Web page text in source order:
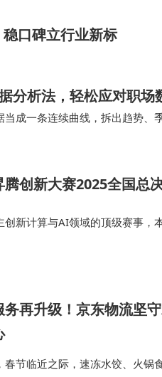
口碑立行业新标
分析法，轻松应对职场
成一条连续曲线，拆出趋势、
。 频率分析其实就是“数数”的
腾创新大赛2025全国总
创新计算与AI领域的顶级赛事，
文尾长图)。 【昇腾AI创新大赛…
务再升级！京东物流坚
春节临近之际，速冻水饺、火锅